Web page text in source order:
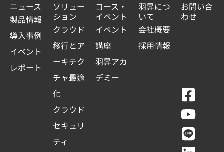
ニュース
製品情報
導入事例
イベント
レポート
ソリュー
ション
クラウド
移行とア
ーキテク
チャ最適
化
クラウド
セキュリ
ティ
コース・
イベント
イベント
講座
羽昇アカ
デミー
羽昇につ
いて
会社概要
採用情報
お問い合
わせ
F
a
c
e
Y
o
u
t
L
i
n
e
L
i
n
k